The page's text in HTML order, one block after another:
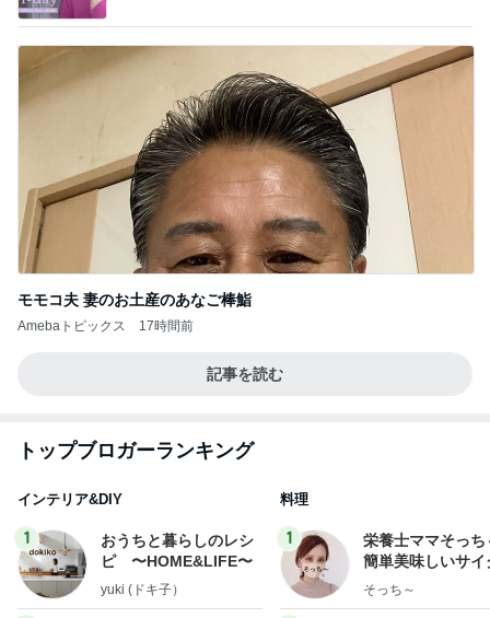
モモコ夫 妻のお土産のあなご棒鮨
Amebaトピックス 17時間前
記事を読む
トップブロガーランキング
インテリア&DIY
1
おうちと暮らしのレシ
ピ 〜HOME&LIFE〜
yuki (ドキ子）
料理
1
栄養士ママそっち
簡単美味しいサイ
献立
そっち～